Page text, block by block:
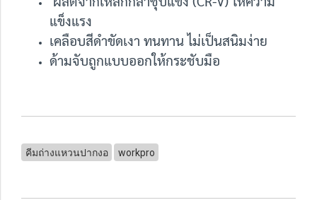
แข็งแรง
เคลือบสีดำขัดเงา ทนทาน ไม่เป็นสนิมง่าย
ด้ามจับถูกแบบออกให้กระชับมือ
คีมถ่างแหวนปากงอ workpro